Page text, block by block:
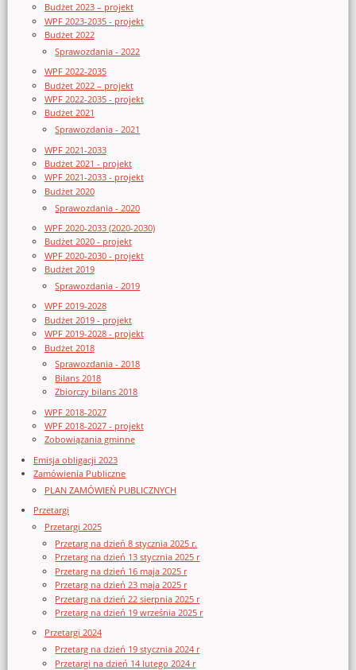
Budżet 2023 – projekt
WPF 2023-2035 - projekt
Budżet 2022
Sprawozdania - 2022
WPF 2022-2035
Budżet 2022 – projekt
WPF 2022-2035 - projekt
Budżet 2021
Sprawozdania - 2021
WPF 2021-2033
Budżet 2021 - projekt
WPF 2021-2033 - projekt
Budżet 2020
Sprawozdania - 2020
WPF 2020-2033 (2020-2030)
Budżet 2020 - projekt
WPF 2020-2030 - projekt
Budżet 2019
Sprawozdania - 2019
WPF 2019-2028
Budżet 2019 - projekt
WPF 2019-2028 - projekt
Budżet 2018
Sprawozdania - 2018
Bilans 2018
Zbiorczy bilans 2018
WPF 2018-2027
WPF 2018-2027 - projekt
Zobowiązania gminne
Emisja obligacji 2023
Zamówienia Publiczne
PLAN ZAMÓWIEŃ PUBLICZNYCH
Przetargi
Przetargi 2025
Przetarg na dzień 8 stycznia 2025 r.
Przetarg na dzień 13 stycznia 2025 r
Przetarg na dzień 16 maja 2025 r
Przetarg na dzień 23 maja 2025 r
Przetarg na dzień 22 sierpnia 2025 r
Przetarg na dzień 19 września 2025 r
Przetargi 2024
Przetarg na dzień 19 stycznia 2024 r
Przetargi na dzień 14 lutego 2024 r